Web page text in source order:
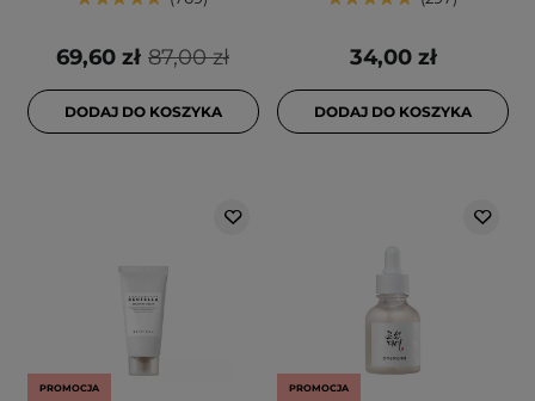
87,00 zł
69,60 zł
DODAJ DO KOSZYKA
34,00 zł
DODAJ DO KOSZYKA
PROMOCJA PROMOCJA